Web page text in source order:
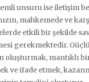
unsuru ise iletişim
mahkemede ve
etkili bir şekilde
gerekmektedir.
oluşturmak, mantıklı
ve ifade etmek,